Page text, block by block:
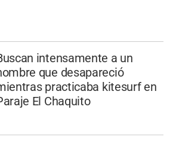
intensamente a un
que desapareció
practicaba kitesurf en
El Chaquito